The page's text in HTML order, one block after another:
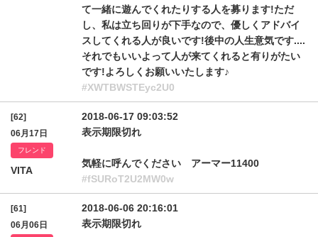
て一緒に遊んでくれたりする人を募ります!ただ
し、私は立ち回りが下手なので、優しくアドバイ
スしてくれる人が良いです!後中の人生意気です....
それでもいいよって人が来てくれると有りがたい
です!よろしくお願いいたします♪
#XWTBWSTEyc2U0
[62]
06月17日
フレンド
VITA
2018-06-17 09:03:52
表示期限切れ
気軽に呼んでください アーマー11400
#fSURoT2U2MW0w
[61]
06月06日
2018-06-06 20:16:01
表示期限切れ